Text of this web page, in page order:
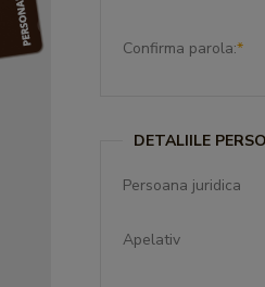
Confirma parola:*
DETALIILE
Persoana juridica
Apelativ